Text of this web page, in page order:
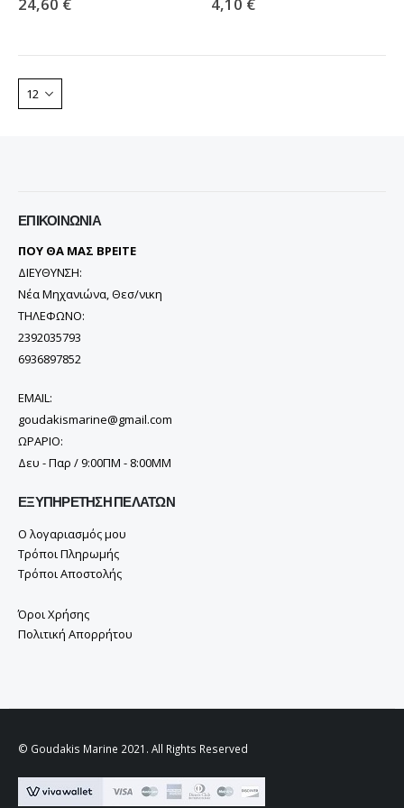
ΕΠΙΚΟΙΝΩΝΊΑ
ΠΟΥ ΘΑ ΜΑΣ ΒΡΕΙΤΕ
ΔΙΕΥΘΥΝΣΗ:
Νέα Μηχανιώνα, Θεσ/νικη
ΤΗΛΕΦΩΝΟ:
2392035793
6936897852
EMAIL:
goudakismarine@gmail.com
ΩΡΑΡΙΟ:
Δευ - Παρ / 9:00ΠΜ - 8:00ΜΜ
ΕΞΥΠΗΡΈΤΗΣΗ ΠΕΛΑΤΏΝ
Ο λογαριασμός μου
Τρόποι Πληρωμής
Τρόποι Αποστολής
Όροι Χρήσης
Πολιτική Απορρήτου
© Goudakis Marine 2021. All Rights Reserved